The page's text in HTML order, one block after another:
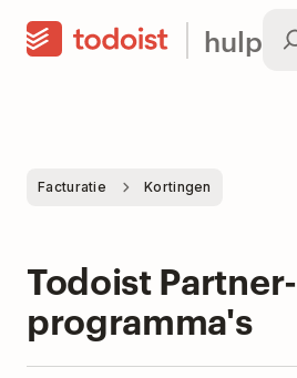
hulp
Facturatie Kortingen
Todoist Partner-
programma's